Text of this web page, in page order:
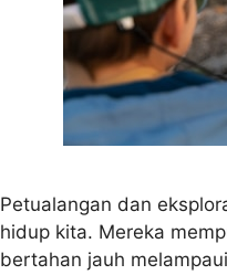
Petualangan dan
hidup kita. Mereka
bertahan jauh